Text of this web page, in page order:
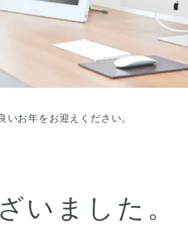
お年をお迎えください。
いました。